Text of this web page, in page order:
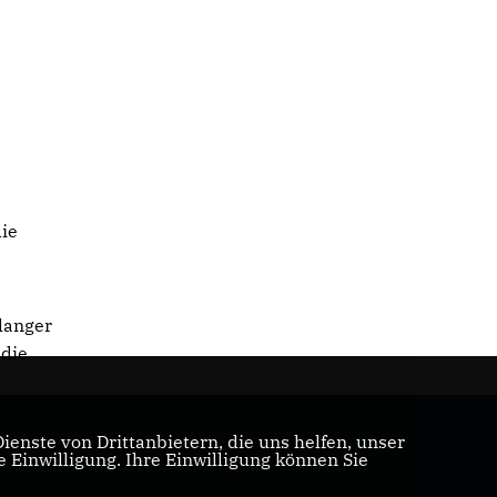
von Drittanbietern, die uns helfen, unser
Einwilligung. Ihre Einwilligung können Sie